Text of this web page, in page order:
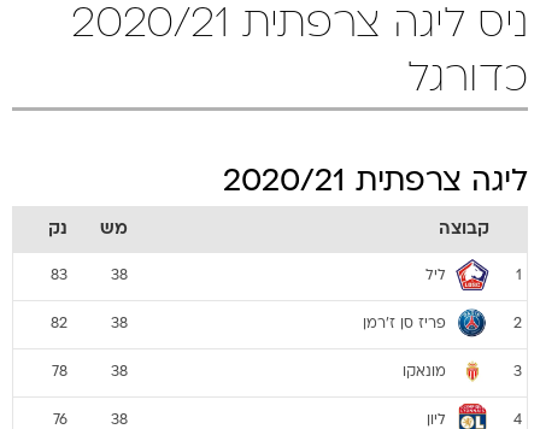
ניס ליגה צרפתית 2020/21
כדורגל
ליגה צרפתית 2020/21
קבוצה מש נק
1 ליל 38
83
2 פריז סן ז'רמן 38
82
3 מונאקו 38
78
4 ליון 38
76